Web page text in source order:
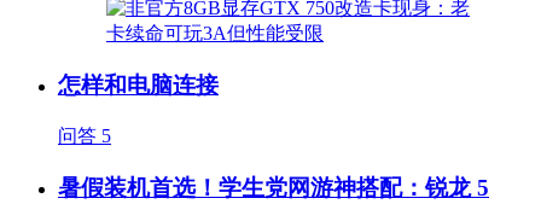
怎样和电脑连接
问答 5
暑假装机首选！学生党网游神搭配：锐龙 5